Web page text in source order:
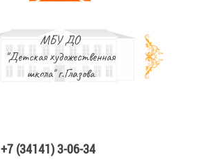
МБУ ДО
"Детская художественная
школа" г.Глазова
+7 (34141) 3-06-34